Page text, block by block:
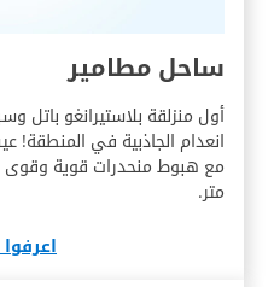
ساحل مطامير
أول منزلقة بلاستيرانغو باتل
انعدام الجاذبية في المنطقة!
متر.